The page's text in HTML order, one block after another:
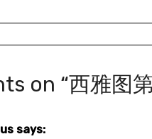
on “西雅图
says: